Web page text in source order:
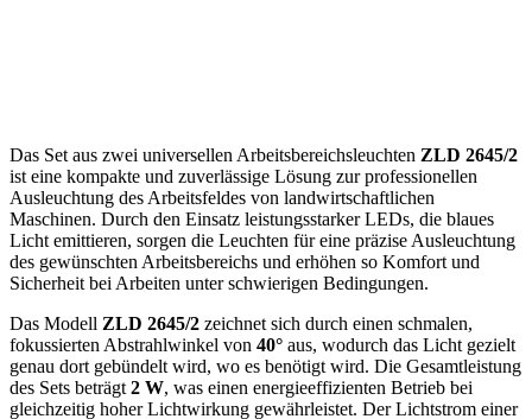
Das Set aus zwei universellen Arbeitsbereichsleuchten ZLD 2645/2
ist eine kompakte und zuverlässige Lösung zur professionellen
Ausleuchtung des Arbeitsfeldes von landwirtschaftlichen
Maschinen. Durch den Einsatz leistungsstarker LEDs, die blaues
Licht emittieren, sorgen die Leuchten für eine präzise Ausleuchtung
des gewünschten Arbeitsbereichs und erhöhen so Komfort und
Sicherheit bei Arbeiten unter schwierigen Bedingungen.
Das Modell ZLD 2645/2 zeichnet sich durch einen schmalen,
fokussierten Abstrahlwinkel von 40° aus, wodurch das Licht gezielt
genau dort gebündelt wird, wo es benötigt wird. Die Gesamtleistung
des Sets beträgt 2 W, was einen energieeffizienten Betrieb bei
gleichzeitig hoher Lichtwirkung gewährleistet. Der Lichtstrom einer